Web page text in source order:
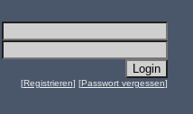
[Registrieren] [Passwort vergessen]